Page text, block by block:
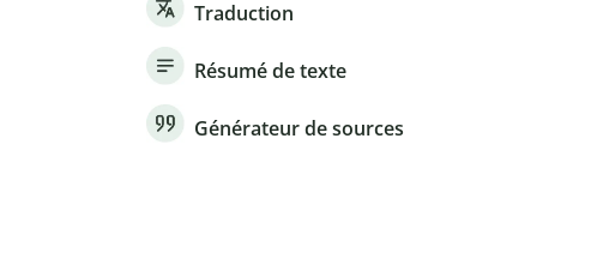
Traduction
Résumé de texte
Générateur de sources